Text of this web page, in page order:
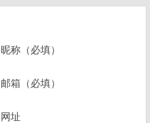
昵称（必填）
邮箱（必填）
网址